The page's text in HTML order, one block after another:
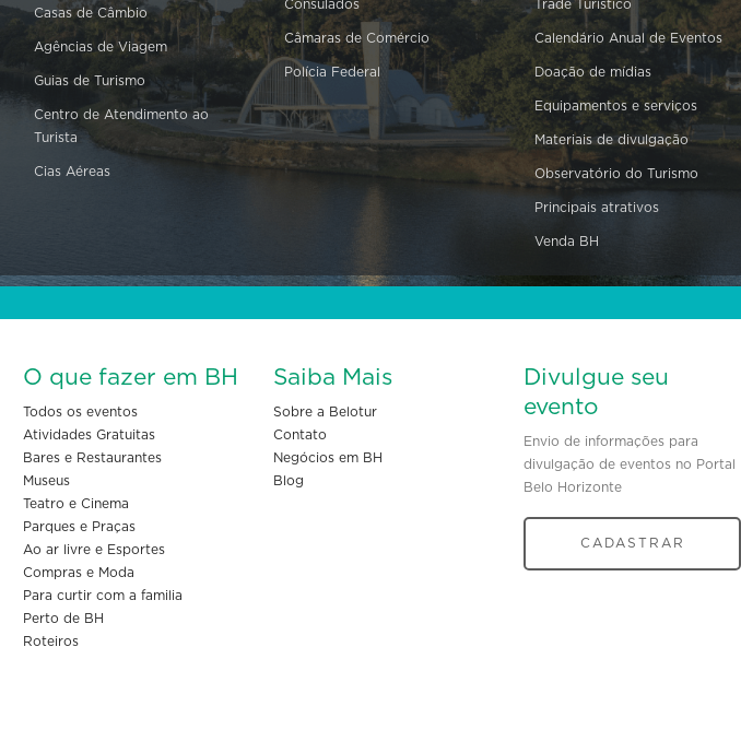
Casas de Câmbio
Agências de Viagem
Guias de Turismo
Centro de Atendimento ao
Turista
Cias Aéreas
Consulados
Câmaras de Comércio
Polícia Federal
Trade Turístico
Calendário Anual de Eventos
Doação de mídias
Equipamentos e serviços
Materiais de divulgação
Observatório do Turismo
Principais atrativos
Venda BH
O que fazer em BH
Todos os eventos
Atividades Gratuitas
Bares e Restaurantes
Museus
Teatro e Cinema
Parques e Praças
Ao ar livre e Esportes
Compras e Moda
Para curtir com a familia
Perto de BH
Roteiros
Saiba Mais
Sobre a Belotur
Contato
Negócios em BH
Blog
Divulgue seu
evento
Envio de informações para
divulgação de eventos no Portal
Belo Horizonte
CADASTRAR